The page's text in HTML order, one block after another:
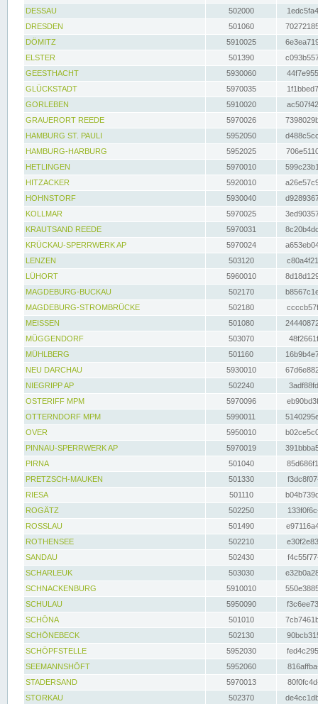
DESSAU
502000
DRESDEN
501060
DÖMITZ
5910025
ELSTER
501390
GEESTHACHT
5930060
GLÜCKSTADT
5970035
GORLEBEN
5910020
GRAUERORT REEDE
5970026
HAMBURG ST. PAULI
5952050
HAMBURG-HARBURG
5952025
HETLINGEN
5970010
HITZACKER
5920010
HOHNSTORF
5930040
KOLLMAR
5970025
KRAUTSAND REEDE
5970031
KRÜCKAU-SPERRWERK AP
5970024
LENZEN
503120
LÜHORT
5960010
MAGDEBURG-BUCKAU
502170
MAGDEBURG-STROMBRÜCKE
502180
MEISSEN
501080
MÜGGENDORF
503070
MÜHLBERG
501160
NEU DARCHAU
5930010
NIEGRIPP AP
502240
OSTERIFF MPM
5970096
OTTERNDORF MPM
5990011
OVER
5950010
PINNAU-SPERRWERK AP
5970019
PIRNA
501040
PRETZSCH-MAUKEN
501330
RIESA
501110
ROGÄTZ
502250
ROSSLAU
501490
ROTHENSEE
502210
SANDAU
502430
SCHARLEUK
503030
SCHNACKENBURG
5910010
SCHULAU
5950090
SCHÖNA
501010
SCHÖNEBECK
502130
SCHÖPFSTELLE
5952030
SEEMANNSHÖFT
5952060
STADERSAND
5970013
STORKAU
502370